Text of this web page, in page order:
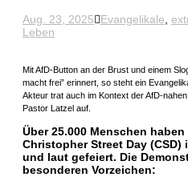
Aug. 23, 2025 Evangelikale
Leben
Mit AfD-Button an der Brust und einem
macht frei” erinnert, so steht ein
Akteur trat auch im Kontext der AfD-
Pastor Latzel auf.
Über 25.000 Menschen
Christopher Street Day (CSD)
und laut gefeiert. Die
besonderen Vorzeichen: